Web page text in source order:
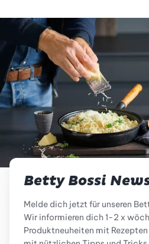
Betty Bossi
Melde dich jetzt für unseren
Wir informieren dich 1-2 x
Produktneuheiten mit